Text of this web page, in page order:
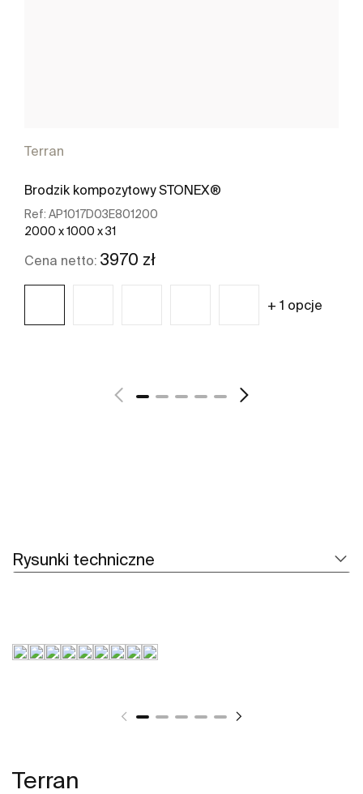
Terran
Brodzik kompozytowy STONEX®
Ref: AP1017D03E801200
2000 x 1000 x 31
Cena netto: 3970 zł
+ 1 opcje
Rysunki techniczne
Terran